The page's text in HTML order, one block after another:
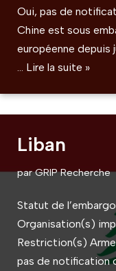
Oui, pas de
Chine est sous
européenne depuis
… Lire la suite »
Liban
parGRIP Recherche
Statut de
Organisation(s)
Restriction(s)
pas de notification